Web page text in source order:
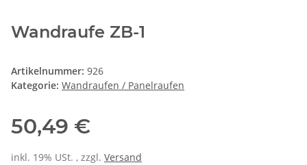
Wandraufe ZB-1
Artikelnummer: 926
Kategorie: Wandraufen / Panelraufen
50,49 €
inkl. 19% USt. , zzgl. Versand